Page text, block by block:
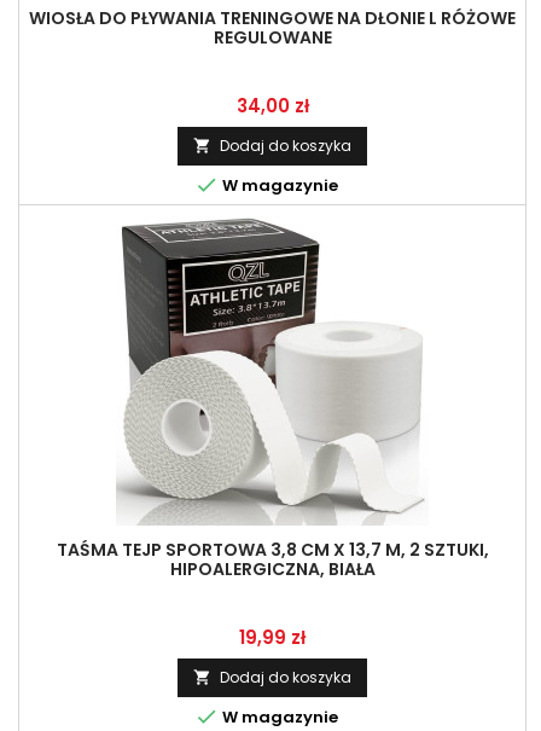
WIOSŁA DO PŁYWANIA TRENINGOWE NA DŁONIE L RÓŻOWE
REGULOWANE
Cena
34,00 zł
 Dodaj do koszyka
 W magazynie
TAŚMA TEJP SPORTOWA 3,8 CM X 13,7 M, 2 SZTUKI,
HIPOALERGICZNA, BIAŁA
Cena
19,99 zł
 Dodaj do koszyka
 W magazynie